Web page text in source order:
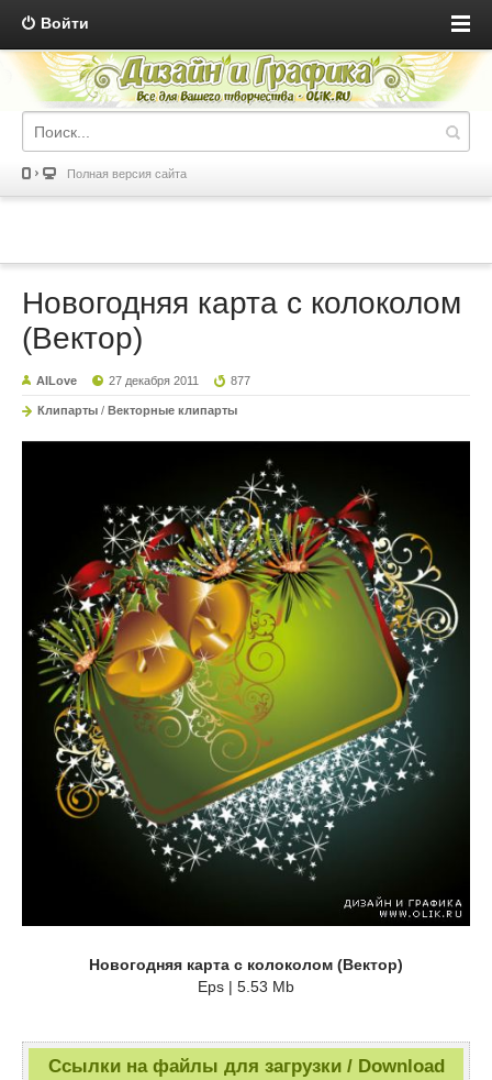
Войти
Полная версия сайта
Новогодняя карта с колоколом
(Вектор)
AILove 27 декабря 2011 877
Клипарты / Векторные клипарты
Новогодняя карта с колоколом (Вектор)
Eps | 5.53 Mb
Ссылки на файлы для загрузки / Download